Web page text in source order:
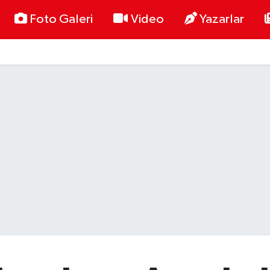
Foto Galeri Video Yazarlar